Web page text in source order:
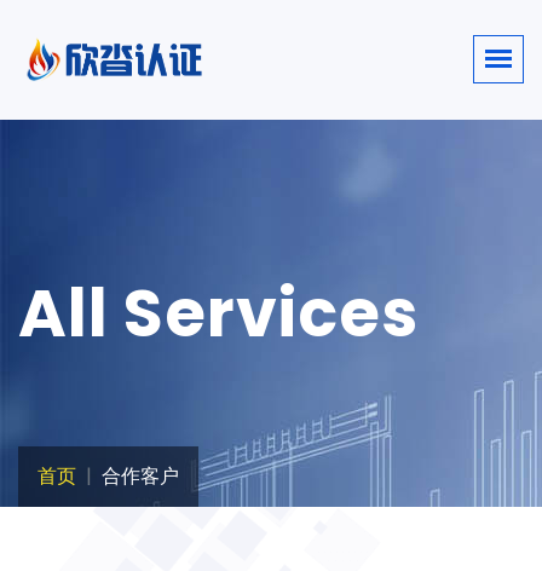
All Services
首页 合作客户